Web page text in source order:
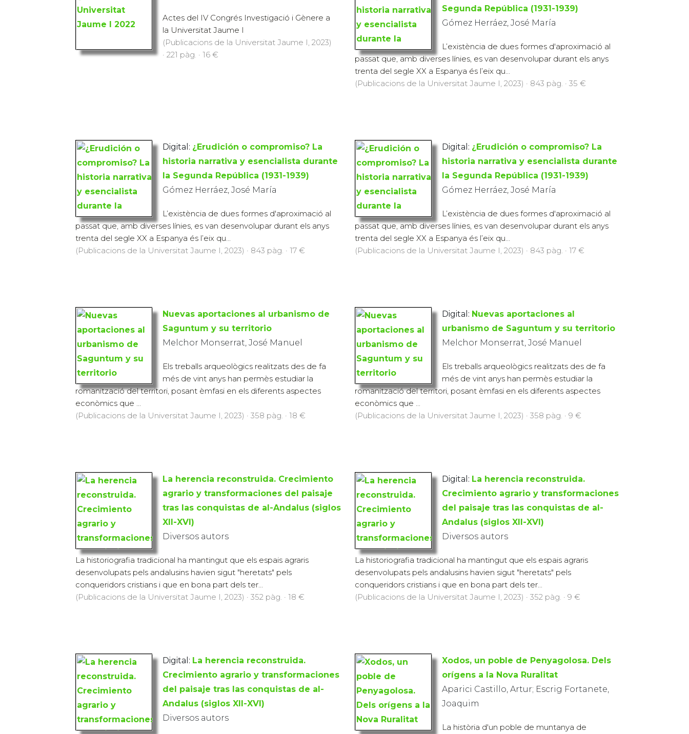
Actes del IV Congrés Investigació i Gènere a
la Universitat Jaume I
(Publicacions de la Universitat Jaume I, 2023)
· 221 pàg. · 16 €
Segunda República (1931-1939)
Gómez Herráez, José María
L’existència de dues formes d'aproximació al
passat que, amb diverses línies, es van desenvolupar durant els anys
trenta del segle XX a Espanya és l’eix qu...
(Publicacions de la Universitat Jaume I, 2023) · 843 pàg. · 35 €
Digital: ¿Erudición o compromiso? La
historia narrativa y esencialista durante
la Segunda República (1931-1939)
Gómez Herráez, José María
L’existència de dues formes d'aproximació al
passat que, amb diverses línies, es van desenvolupar durant els anys
trenta del segle XX a Espanya és l’eix qu...
(Publicacions de la Universitat Jaume I, 2023) · 843 pàg. · 17 €
Digital: ¿Erudición o compromiso? La
historia narrativa y esencialista durante
la Segunda República (1931-1939)
Gómez Herráez, José María
L’existència de dues formes d'aproximació al
passat que, amb diverses línies, es van desenvolupar durant els anys
trenta del segle XX a Espanya és l’eix qu...
(Publicacions de la Universitat Jaume I, 2023) · 843 pàg. · 17 €
Nuevas aportaciones al urbanismo de
Saguntum y su territorio
Melchor Monserrat, José Manuel
Els treballs arqueològics realitzats des de fa
més de vint anys han permès estudiar la
romanització del territori, posant èmfasi en els diferents aspectes
econòmics que ...
(Publicacions de la Universitat Jaume I, 2023) · 358 pàg. · 18 €
Digital: Nuevas aportaciones al
urbanismo de Saguntum y su territorio
Melchor Monserrat, José Manuel
Els treballs arqueològics realitzats des de fa
més de vint anys han permès estudiar la
romanització del territori, posant èmfasi en els diferents aspectes
econòmics que ...
(Publicacions de la Universitat Jaume I, 2023) · 358 pàg. · 9 €
La herencia reconstruida. Crecimiento
agrario y transformaciones del paisaje
tras las conquistas de al-Andalus (siglos
XII-XVI)
Diversos autors
La historiografia tradicional ha mantingut que els espais agraris
desenvolupats pels andalusins havien sigut "heretats" pels
conqueridors cristians i que en bona part dels ter...
(Publicacions de la Universitat Jaume I, 2023) · 352 pàg. · 18 €
Digital: La herencia reconstruida.
Crecimiento agrario y transformaciones
del paisaje tras las conquistas de al-
Andalus (siglos XII-XVI)
Diversos autors
La historiografia tradicional ha mantingut que els espais agraris
desenvolupats pels andalusins havien sigut "heretats" pels
conqueridors cristians i que en bona part dels ter...
(Publicacions de la Universitat Jaume I, 2023) · 352 pàg. · 9 €
Digital: La herencia reconstruida.
Crecimiento agrario y transformaciones
del paisaje tras las conquistas de al-
Andalus (siglos XII-XVI)
Diversos autors
Xodos, un poble de Penyagolosa. Dels
orígens a la Nova Ruralitat
Aparici Castillo, Artur; Escrig Fortanete,
Joaquim
La història d'un poble de muntanya de